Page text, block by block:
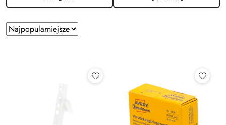
Zastosowano
sortowanie:
Sortuj
według